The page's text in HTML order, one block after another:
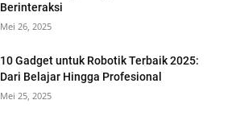
Berinteraksi
Mei 26, 2025
10 Gadget untuk Robotik Terbaik 2025:
Dari Belajar Hingga Profesional
Mei 25, 2025